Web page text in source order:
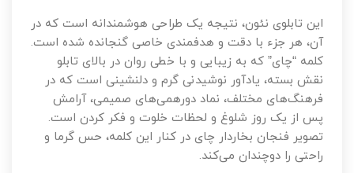
این تابلوی نئون، نتیجه یک طراحی هوشمندانه است که در
آن، هر جزء با دقت و هدفمندی خاصی گنجانده شده است.
کلمه “چای” که به زیبایی و با خطی روان در بالای تابلو
نقش بسته، یادآور نوشیدنی گرم و دلنشینی است که در
فرهنگ‌های مختلف، نماد دورهمی‌های صمیمی، آرامش
پس از یک روز شلوغ و لحظات خلوت و فکر کردن است.
تصویر فنجان بخاردار چای در کنار این کلمه، حس گرما و
راحتی را دوچندان می‌کند.